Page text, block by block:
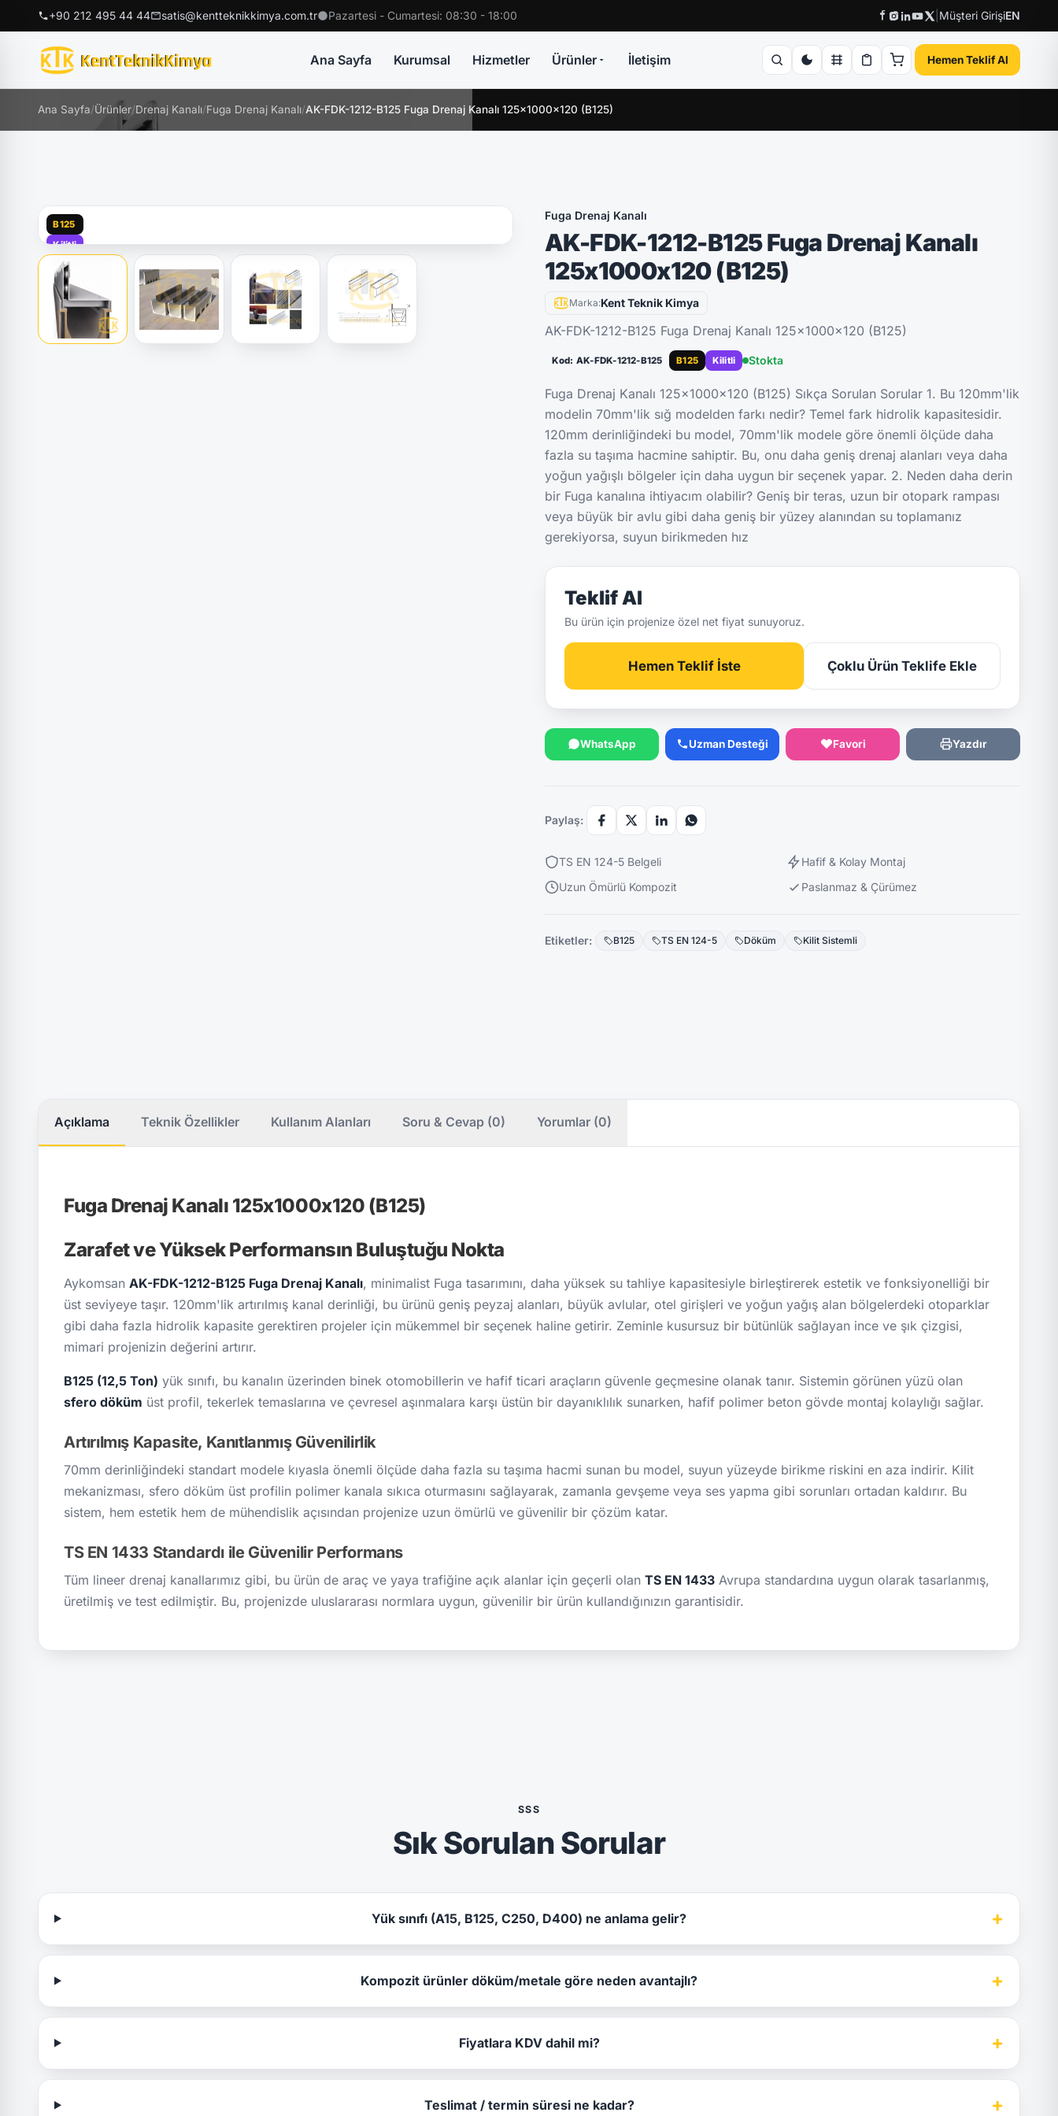
+90 212 495 44 44 satis@kentteknikkimya.com.tr Pazartesi - Cumartesi: 08:30 - 18:00 Müşteri GirişiEN
Ana Sayfa Kurumsal Hizmetler Ürünler İletişim Hemen Teklif Al
Ana Sayfa/Ürünler/Drenaj Kanalı/Fuga Drenaj Kanalı/AK-FDK-1212-B125 Fuga Drenaj Kanalı 125x1000x120 (B125)
B125
Kilitli
Fuga Drenaj Kanalı
AK-FDK-1212-B125 Fuga Drenaj Kanalı
125x1000x120 (B125)
Marka:Kent Teknik Kimya
AK-FDK-1212-B125 Fuga Drenaj Kanalı 125x1000x120 (B125)
Kod: AK-FDK-1212-B125 B125 Kilitli Stokta
Fuga Drenaj Kanalı 125x1000x120 (B125) Sıkça Sorulan Sorular 1. Bu 120mm'lik
modelin 70mm'lik sığ modelden farkı nedir? Temel fark hidrolik kapasitesidir.
120mm derinliğindeki bu model, 70mm'lik modele göre önemli ölçüde daha
fazla su taşıma hacmine sahiptir. Bu, onu daha geniş drenaj alanları veya daha
yoğun yağışlı bölgeler için daha uygun bir seçenek yapar. 2. Neden daha derin
bir Fuga kanalına ihtiyacım olabilir? Geniş bir teras, uzun bir otopark rampası
veya büyük bir avlu gibi daha geniş bir yüzey alanından su toplamanız
gerekiyorsa, suyun birikmeden hız
Teklif Al
Bu ürün için projenize özel net fiyat sunuyoruz.
Hemen Teklif İste Çoklu Ürün Teklife Ekle
WhatsApp Uzman Desteği Favori Yazdır
Paylaş:
TS EN 124-5 Belgeli
Hafif & Kolay Montaj
Uzun Ömürlü Kompozit
Paslanmaz & Çürümez
Etiketler: B125 TS EN 124-5 Döküm Kilit Sistemli
Açıklama Teknik Özellikler Kullanım Alanları Soru & Cevap (0) Yorumlar (0)
Fuga Drenaj Kanalı 125x1000x120 (B125)
Zarafet ve Yüksek Performansın Buluştuğu Nokta
Aykomsan AK-FDK-1212-B125 Fuga Drenaj Kanalı, minimalist Fuga tasarımını, daha yüksek su tahliye kapasitesiyle birleştirerek estetik ve fonksiyonelliği bir
üst seviyeye taşır. 120mm'lik artırılmış kanal derinliği, bu ürünü geniş peyzaj alanları, büyük avlular, otel girişleri ve yoğun yağış alan bölgelerdeki otoparklar
gibi daha fazla hidrolik kapasite gerektiren projeler için mükemmel bir seçenek haline getirir. Zeminle kusursuz bir bütünlük sağlayan ince ve şık çizgisi,
mimari projenizin değerini artırır.
B125 (12,5 Ton) yük sınıfı, bu kanalın üzerinden binek otomobillerin ve hafif ticari araçların güvenle geçmesine olanak tanır. Sistemin görünen yüzü olan
sfero döküm üst profil, tekerlek temaslarına ve çevresel aşınmalara karşı üstün bir dayanıklılık sunarken, hafif polimer beton gövde montaj kolaylığı sağlar.
Artırılmış Kapasite, Kanıtlanmış Güvenilirlik
70mm derinliğindeki standart modele kıyasla önemli ölçüde daha fazla su taşıma hacmi sunan bu model, suyun yüzeyde birikme riskini en aza indirir. Kilit
mekanizması, sfero döküm üst profilin polimer kanala sıkıca oturmasını sağlayarak, zamanla gevşeme veya ses yapma gibi sorunları ortadan kaldırır. Bu
sistem, hem estetik hem de mühendislik açısından projenize uzun ömürlü ve güvenilir bir çözüm katar.
TS EN 1433 Standardı ile Güvenilir Performans
Tüm lineer drenaj kanallarımız gibi, bu ürün de araç ve yaya trafiğine açık alanlar için geçerli olan TS EN 1433 Avrupa standardına uygun olarak tasarlanmış,
üretilmiş ve test edilmiştir. Bu, projenizde uluslararası normlara uygun, güvenilir bir ürün kullandığınızın garantisidir.
SSS
Sık Sorulan Sorular
Yük sınıfı (A15, B125, C250, D400) ne anlama gelir? +
Kompozit ürünler döküm/metale göre neden avantajlı? +
Fiyatlara KDV dahil mi? +
Teslimat / termin süresi ne kadar? +